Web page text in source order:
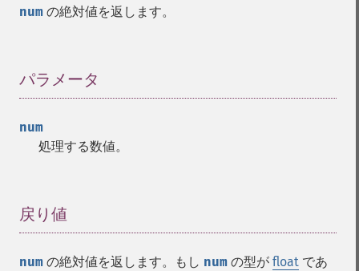
num の絶対値を返します。
パラメータ
num
処理する数値。
戻り値
num の絶対値を返します。もし num の型が float であ